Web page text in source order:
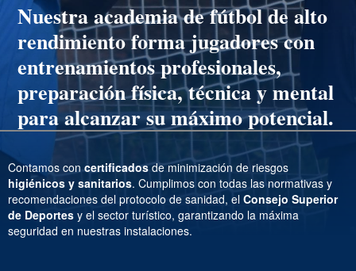
Nuestraacademia de fútbol de alto
rendimientoforma jugadores con
entrenamientos profesionales,
preparación física, técnica y mental
para alcanzar su máximo potencial.
Contamos concertificadosde minimización de riesgos
higiénicos y sanitarios. Cumplimos con todas las normativas y
recomendaciones del protocolo de sanidad, el Consejo Superior
de Deportes y el sector turístico, garantizando la máxima
seguridad en nuestras instalaciones.